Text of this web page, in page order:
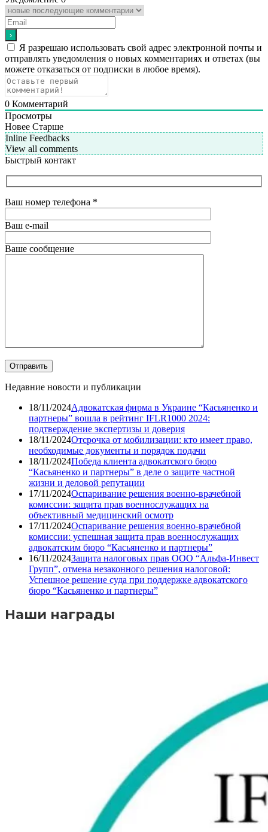
Я разрешаю использовать свой адрес электронной почты и
отправлять уведомления о новых комментариях и ответах (вы
можете отказаться от подписки в любое время).
0 Комментарий
Просмотры
Новее Старше
Inline Feedbacks
View all comments
Быстрый контакт
Ваш номер телефона *
Ваш e-mail
Ваше сообщение
Недавние новости и публикации
18/11/2024Адвокатская фирма в Украине “Касьяненко и
партнеры” вошла в рейтинг IFLR1000 2024:
подтверждение экспертизы и доверия
18/11/2024Отсрочка от мобилизации: кто имеет право,
необходимые документы и порядок подачи
18/11/2024Победа клиента адвокатского бюро
“Касьяненко и партнеры” в деле о защите частной
жизни и деловой репутации
17/11/2024Оспаривание решения военно-врачебной
комиссии: защита прав военнослужащих на
объективный медицинский осмотр
17/11/2024Оспаривание решения военно-врачебной
комиссии: успешная защита прав военнослужащих
адвокатским бюро “Касьяненко и партнеры”
16/11/2024Защита налоговых прав ООО “Альфа-Инвест
Групп”, отмена незаконного решения налоговой:
Успешное решение суда при поддержке адвокатского
бюро “Касьяненко и партнеры”
Наши награды